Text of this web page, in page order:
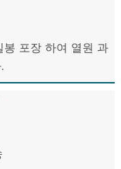
포장 하여 열원 과